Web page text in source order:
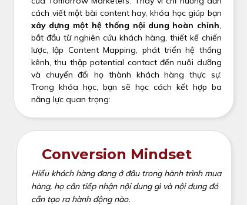
Conversion Mindset
Hiểu khách hàng đang ở đâu trong hành trình mua
hàng, họ cần tiếp nhận nội dung gì và nội dung đó
cần tạo ra hành động nào.
cách viết một bài content hay, khóa học giúp bạn
xây dựng một hệ thống nội dung hoàn chỉnh,
bắt đầu từ nghiên cứu khách hàng, thiết kế chiến
lược, lập Content Mapping, phát triển hệ thống
kênh, thu thập potential contact đến nuôi dưỡng
và chuyển đổi họ thành khách hàng thực sự.
Trong khóa học, bạn sẽ học cách kết hợp ba
năng lực quan trọng: